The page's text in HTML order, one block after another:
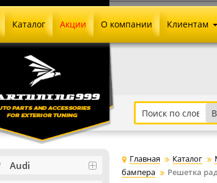
Каталог Акции О компании Клиентам
Как
Письмо
Главная Каталог
бампера
Решетка
Audi